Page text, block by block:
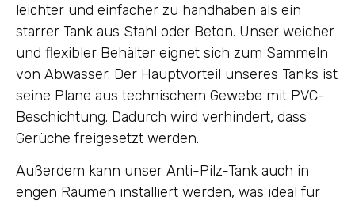
leichter und einfacher zu handhaben als ein
starrer Tank aus Stahl oder Beton. Unser weicher
und flexibler Behälter eignet sich zum Sammeln
von Abwasser. Der Hauptvorteil unseres Tanks ist
seine Plane aus technischem Gewebe mit PVC-
Beschichtung. Dadurch wird verhindert, dass
Gerüche freigesetzt werden.
Außerdem kann unser Anti-Pilz-Tank auch in
engen Räumen installiert werden, was ideal für